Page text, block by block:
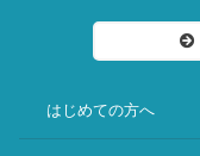
はじめての方へ